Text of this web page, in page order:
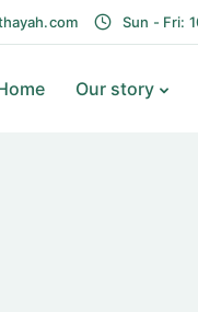
Sun - Fri:
Our story